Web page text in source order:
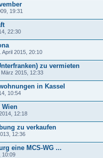
19:31
22:30
April 2015, 20:10
zu vermieten
2015, 12:33
in Kassel
10:54
Wien
12:18
zu verkaufen
12:36
eine MCS-WG ...
10:09